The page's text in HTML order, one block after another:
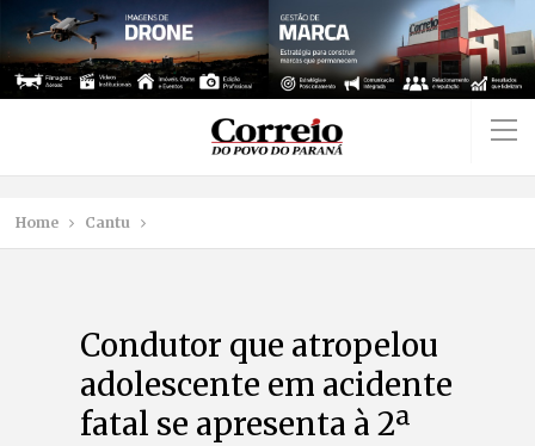
Home Cantu
Condutor que atropelou
adolescente em acidente
fatal se apresenta à 2ª